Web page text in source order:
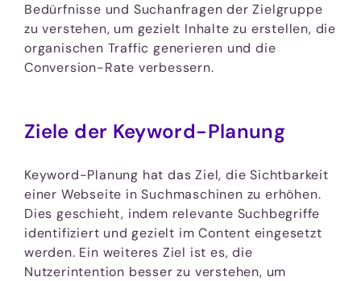
Bedürfnisse und Suchanfragen der Zielgruppe
zu verstehen, um gezielt Inhalte zu erstellen, die
organischen Traffic generieren und die
Conversion-Rate verbessern.
Ziele der Keyword-Planung
Keyword-Planung hat das Ziel, die Sichtbarkeit
einer Webseite in Suchmaschinen zu erhöhen.
Dies geschieht, indem relevante Suchbegriffe
identifiziert und gezielt im Content eingesetzt
werden. Ein weiteres Ziel ist es, die
Nutzerintention besser zu verstehen, um